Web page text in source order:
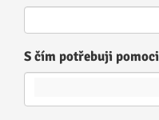
S čím potřebuji pomoci